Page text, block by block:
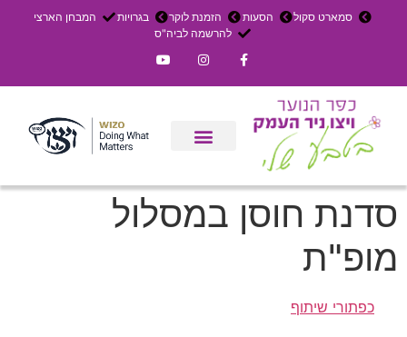
סמארט סקול הסעות הזמנת לוקר בגרויות
המבחן הארצי
להרשמה לביה"ס
סדנת חוסן במסלול
מופ"ת
כפתורי שיתוף